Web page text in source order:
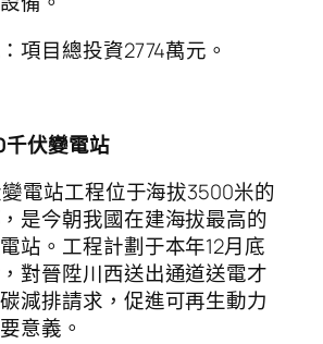
項目總投資2774萬元。
伏變電站
電站工程位于海拔3500米的
是今朝我國在建海拔最高的
站。工程計劃于本年12月底
對晉陞川西送出通道送電才
減排請求，促進可再生動力
意義。